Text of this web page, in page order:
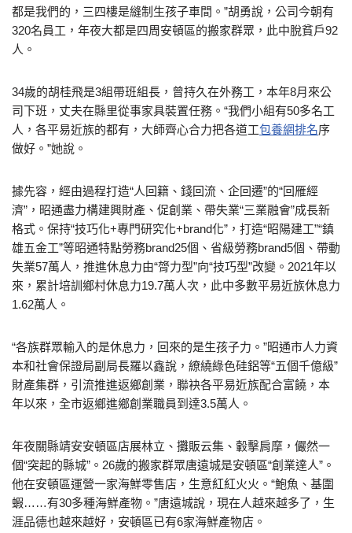
都是我們的，三四樓是縫制生孩子車間。”胡勇說，公司今朝有
320名員工，年夜大都是四周安頓區的搬家群眾，此中脫貧戶92
人。
34歲的胡桂飛是3組帶班組長，曾持久在外務工，本年8月來公
司下班，丈夫在縣里從事家具裝置任務。“我們小組有50多名工
人，各平易近族的都有，大師齊心合力把各道工包養網排名序
做好。”她說。
據先容，經由過程打造“人回籍、錢回流、企回遷”的“回雁經
濟”，昭通盡力構建興財產、促創業、帶失業“三業融會”成長新
格式。保持“技巧化+專門研究化+brand化”，打造“昭陽建工”“鎮
雄五金工”等昭通特點勞務brand25個、省級勞務brand5個、帶動
失業57萬人，推進休息力由“膂力型”向“技巧型”改變。2021年以
來，累計培訓鄉村休息力19.7萬人次，此中多數平易近族休息力
1.62萬人。
“各族群眾輸入的是休息力，回來的是生孩子力。”昭通市人力資
本和社會保證局副局長羅以鑫說，繚繞綠色硅鋁等“五個千億級”
財產集群，引流推進返鄉創業，聯袂各平易近族配合富饒，本
年以來，全市返鄉進鄉創業職員到達3.5萬人。
年夜關縣靖安安頓區店展林立、攤販云集、轂擊肩摩，儼然一
個“突起的縣城”。26歲的搬家群眾唐遠城是安頓區“創業達人”。
他在安頓區運營一家海鮮零售店，生意紅紅火火。“鮑魚、基圍
蝦……有30多種海鮮產物。”唐遠城說，現在人越來越多了，生
涯品德也越來越好，安頓區已有6家海鮮產物店。